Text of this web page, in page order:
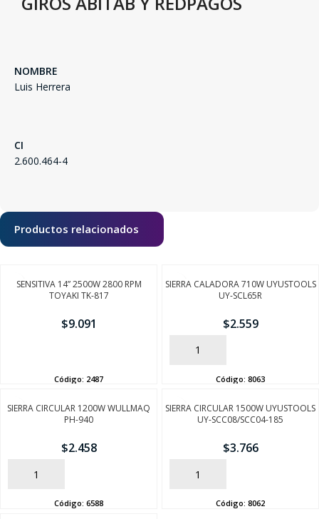
NOMBRE
Luis Herrera
CI
2.600.464-4
Productos relacionados
SENSITIVA 14” 2500W 2800 RPM
TOYAKI TK-817
$9.091
Código: 2487
SIERRA CALADORA 710W UYUSTOOLS
UY-SCL65R
$2.559
AÑADIR
Código: 8063
SIERRA CIRCULAR 1200W WULLMAQ
PH-940
$2.458
AÑADIR
Código: 6588
SIERRA CIRCULAR 1500W UYUSTOOLS
UY-SCC08/SCC04-185
$3.766
AÑADIR
Código: 8062